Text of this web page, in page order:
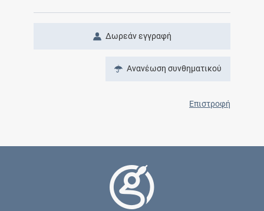
Δωρεάν εγγραφή
Ανανέωση συνθηματικού
Επιστροφή